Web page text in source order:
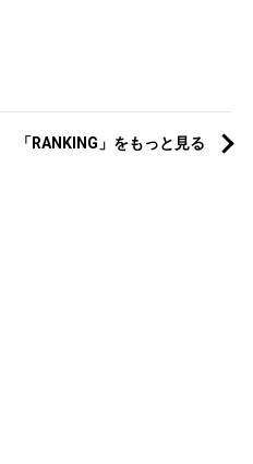
「RANKING」をもっと見る